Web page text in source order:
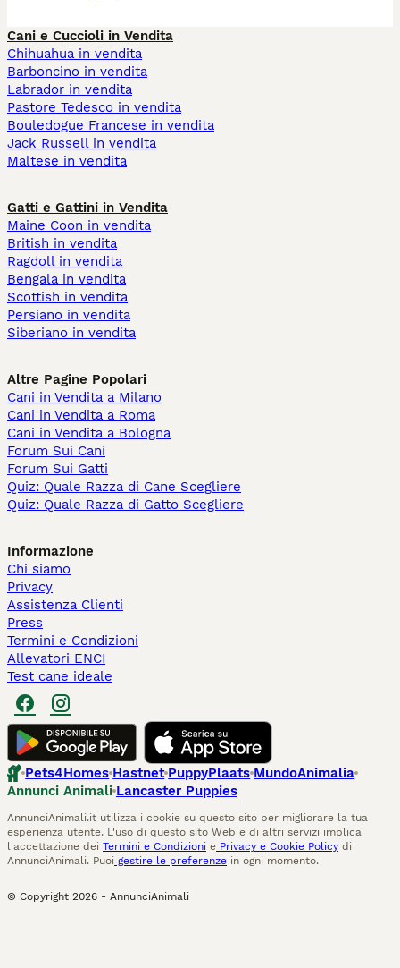
Cani e Cuccioli in Vendita
Chihuahua in vendita
Barboncino in vendita
Labrador in vendita
Pastore Tedesco in vendita
Bouledogue Francese in vendita
Jack Russell in vendita
Maltese in vendita
Gatti e Gattini in Vendita
Maine Coon in vendita
British in vendita
Ragdoll in vendita
Bengala in vendita
Scottish in vendita
Persiano in vendita
Siberiano in vendita
Altre Pagine Popolari
Cani in Vendita a Milano
Cani in Vendita a Roma
Cani in Vendita a Bologna
Forum Sui Cani
Forum Sui Gatti
Quiz: Quale Razza di Cane Scegliere
Quiz: Quale Razza di Gatto Scegliere
Informazione
Chi siamo
Privacy
Assistenza Clienti
Press
Termini e Condizioni
Allevatori ENCI
Test cane ideale
Pets4Homes Hastnet PuppyPlaats MundoAnimalia
Annunci Animali Lancaster Puppies
AnnunciAnimali.it utilizza i cookie su questo sito per migliorare la tua
esperienza utente. L'uso di questo sito Web e di altri servizi implica
l'accettazione dei Termini e Condizioni e Privacy e Cookie Policy di
AnnunciAnimali. Puoi gestire le preferenze in ogni momento.
© Copyright 2026 - AnnunciAnimali